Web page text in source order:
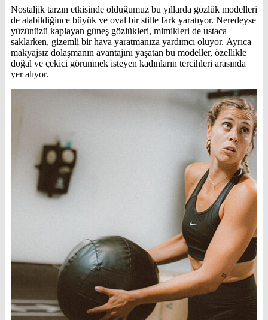
Nostaljik tarzın etkisinde olduğumuz bu yıllarda gözlük modelleri
de alabildiğince büyük ve oval bir stille fark yaratıyor. Neredeyse
yüzünüzü kaplayan güneş gözlükleri, mimikleri de ustaca
saklarken, gizemli bir hava yaratmanıza yardımcı oluyor. Ayrıca
makyajsız dolaşmanın avantajını yaşatan bu modeller, özellikle
doğal ve çekici görünmek isteyen kadınların tercihleri arasında
yer alıyor.